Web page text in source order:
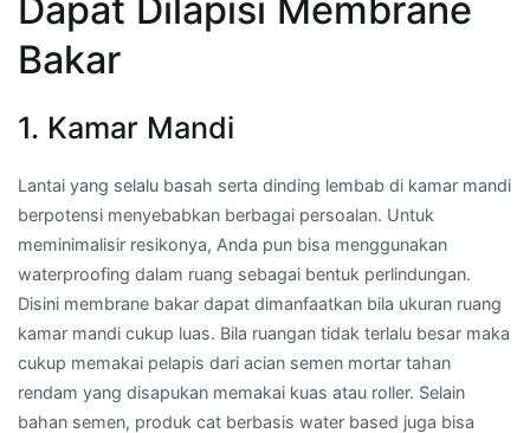
Dapat Dilapisi Membrane
Bakar
1. Kamar Mandi
Lantai yang selalu basah serta dinding lembab di kamar mandi
berpotensi menyebabkan berbagai persoalan. Untuk
meminimalisir resikonya, Anda pun bisa menggunakan
waterproofing dalam ruang sebagai bentuk perlindungan.
Disini membrane bakar dapat dimanfaatkan bila ukuran ruang
kamar mandi cukup luas. Bila ruangan tidak terlalu besar maka
cukup memakai pelapis dari acian semen mortar tahan
rendam yang disapukan memakai kuas atau roller. Selain
bahan semen, produk cat berbasis water based juga bisa